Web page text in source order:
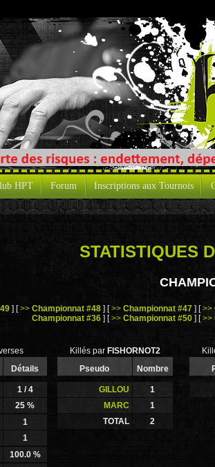
HPT Forum Inscriptions aux Tournois
STATISTIQUES
] [>> Championnat #48 ] [>> Championnat #47 ] [>>
Championnat #36 ] [>> Championnat #50 ] [>>
Détails
1 / 4
25 %
1
1
100.0 %
Killés par FISHORNOT2
Pseudo
Nombre
GILLOU
1
MARC
1
TOTAL
2